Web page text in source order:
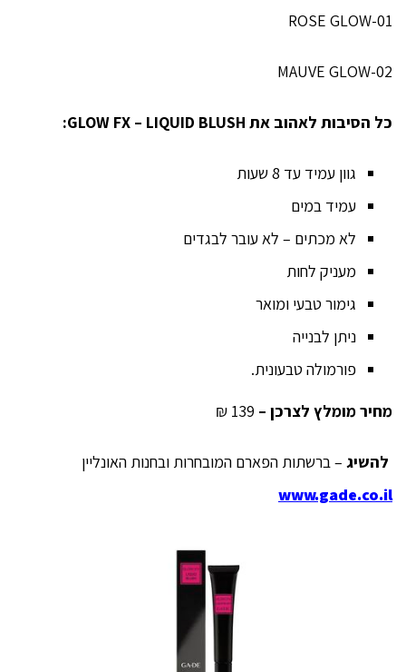
01-ROSE GLOW
02-MAUVE GLOW
כל הסיבות לאהוב את GLOW FX – LIQUID BLUSH
:
גוון עמיד עד 8 שעות
עמיד במים
לא מכתים – לא עובר לבגדים
מעניק לחות
גימור טבעי ומואר
ניתן לבנייה
פורמולה טבעונית.
מחיר מומלץ לצרכן –
139 ₪
להשיג – ברשתות הפארם המובחרות ובחנות האונליין
www.gade.co.il